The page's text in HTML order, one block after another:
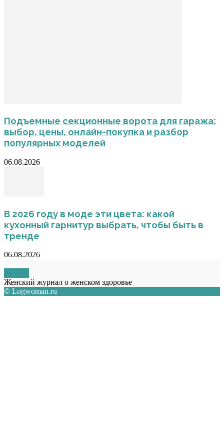
Подъемные секционные ворота для гаража:
выбор, цены, онлайн-покупка и разбор
популярных моделей
06.08.2026
В 2026 году в моде эти цвета: какой
кухонный гарнитур выбрать, чтобы быть в
тренде
06.08.2026
Женский журнал о женском здоровье
© Logwoman.ru